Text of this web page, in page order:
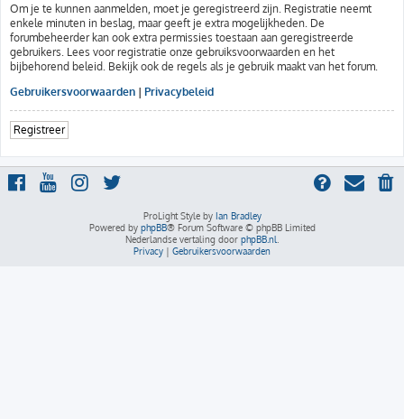
Om je te kunnen aanmelden, moet je geregistreerd zijn. Registratie neemt
enkele minuten in beslag, maar geeft je extra mogelijkheden. De
forumbeheerder kan ook extra permissies toestaan aan geregistreerde
gebruikers. Lees voor registratie onze gebruiksvoorwaarden en het
bijbehorend beleid. Bekijk ook de regels als je gebruik maakt van het forum.
Gebruikersvoorwaarden | Privacybeleid
Registreer
ProLight Style by Ian Bradley
Powered by phpBB® Forum Software © phpBB Limited
Nederlandse vertaling door phpBB.nl
Privacy | Gebruikersvoorwaarden